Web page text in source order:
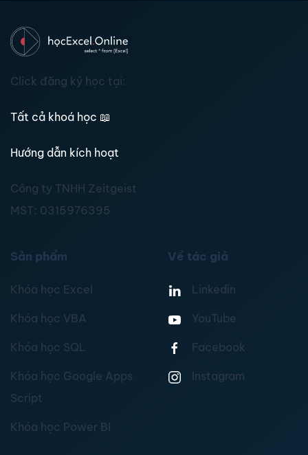
Click đăng ký học tại:
Tất cả khoá học 📖
Hướng dẫn kích hoạt
Công ty TNHH Zeitgeist
MST: 0315976395
Sản phẩm
Khóa học Excel
Khóa học VBA
Khóa học SQL
Khóa học Google Apps
Script
Khóa học Power BI
Về tác giả
Linkedin
YouTube
Facebook
Instagram